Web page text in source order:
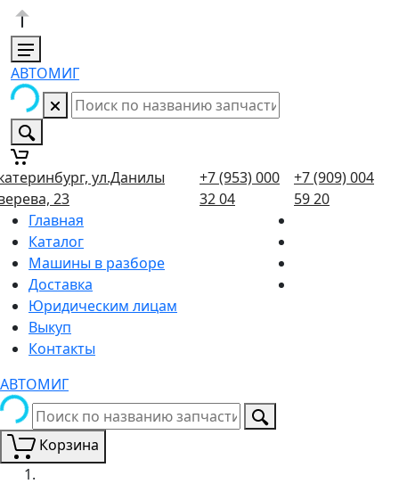
АВТОМИГ
ул.Данилы
23
+7 (953) 000
32 04
+7 (909) 004
59 20
Главная
Каталог
Машины в разборе
Доставка
Юридическим лицам
Выкуп
Контакты
АВТОМИГ
Корзина